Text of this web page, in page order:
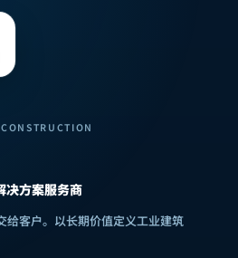
决方案服务商
给客户。 以长期价值定义工业建筑